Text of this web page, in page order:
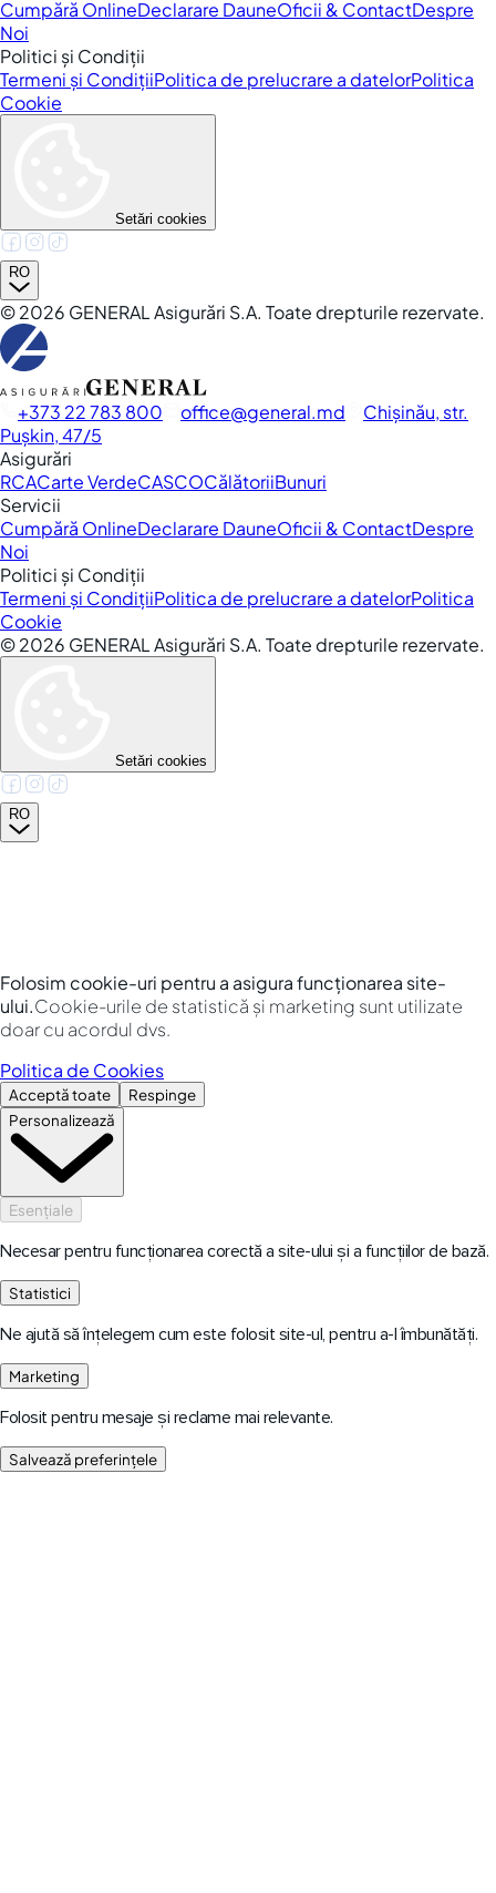
Cumpără OnlineDeclarare DauneOficii & ContactDespre
Noi
Politici și Condiții
Termeni și CondițiiPolitica de prelucrare a datelorPolitica
Cookie
Setări cookies
RO
©2026 GENERAL Asigurări S.A. Toate drepturile rezervate.
+373 22 783 800 office general.md
Chișinău, str.
Pușkin, 47/5
Asigurări
RCACarte VerdeCASCOCălătoriiBunuri
Servicii
Cumpără OnlineDeclarare DauneOficii & ContactDespre
Noi
Politici și Condiții
Termeni și CondițiiPolitica de prelucrare a datelorPolitica
Cookie
©2026 GENERAL Asigurări S.A. Toate drepturile rezervate.
Setări cookies
RO
Folosim cookie-uri pentru a asigura funcționarea site-
ului.Cookie-urile de statistică și marketing sunt utilizate
doar cu acordul dvs.
Politica de Cookies
Acceptă toate
Respinge
Personalizează
Esențiale
Necesar pentru funcționarea corectă a site-ului și a funcțiilor de bază.
Statistici
Ne ajută să înțelegem cum este folosit site-ul, pentru a-l îmbunătăți.
Marketing
Folosit pentru mesaje și reclame mai relevante.
Salvează preferințele